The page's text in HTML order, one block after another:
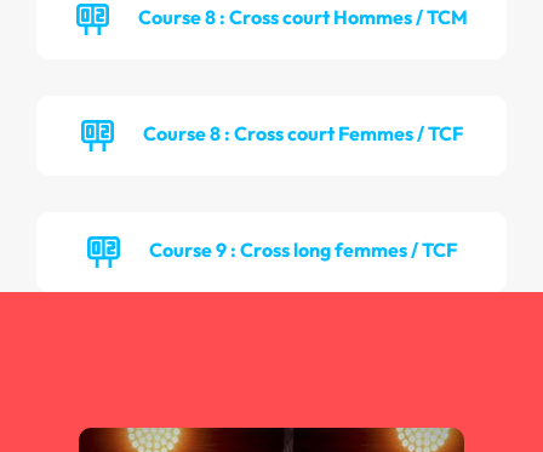
Course 8 : Cross court Hommes / TCM
Course 8 : Cross court Femmes / TCF
Course 9 : Cross long femmes / TCF